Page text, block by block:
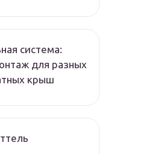
система:
для разных
крыш